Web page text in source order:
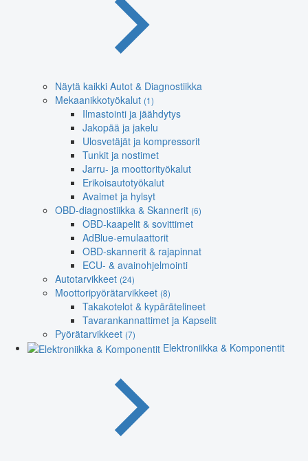
Näytä kaikki Autot & Diagnostiikka
Mekaanikkotyökalut (1)
Ilmastointi ja jäähdytys
Jakopää ja jakelu
Ulosvetäjät ja kompressorit
Tunkit ja nostimet
Jarru- ja moottorityökalut
Erikoisautotyökalut
Avaimet ja hylsyt
OBD-diagnostiikka & Skannerit (6)
OBD-kaapelit & sovittimet
AdBlue-emulaattorit
OBD-skannerit & rajapinnat
ECU- & avainohjelmointi
Autotarvikkeet (24)
Moottoripyörätarvikkeet (8)
Takakotelot & kypärätelineet
Tavarankannattimet ja Kapselit
Pyörätarvikkeet (7)
Elektroniikka & Komponentit